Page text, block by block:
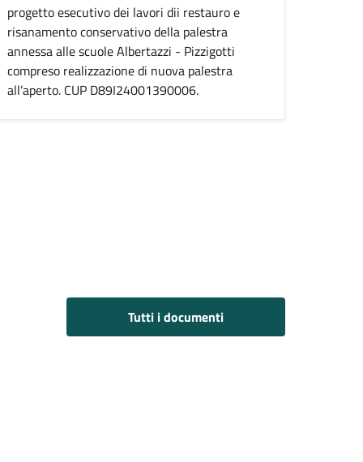
progetto esecutivo dei lavori dii restauro e
risanamento conservativo della palestra
annessa alle scuole Albertazzi - Pizzigotti
compreso realizzazione di nuova palestra
all’aperto. CUP D89I24001390006.
Tutti i documenti